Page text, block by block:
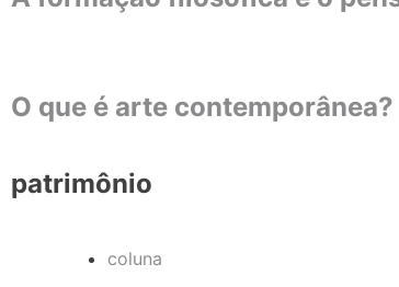
O que é arte contemporânea?
patrimônio
coluna